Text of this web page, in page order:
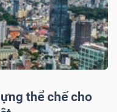
thể chế cho